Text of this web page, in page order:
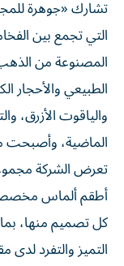
تشارك «جوهرة
التي تجمع بين
الطبيعي والأحجار
والياقوت الأزرق،
الماضية، وأصبحت
تعرض الشركة
أطقم ألماس
كل تصميم منها،
التميز والتفرد لدى